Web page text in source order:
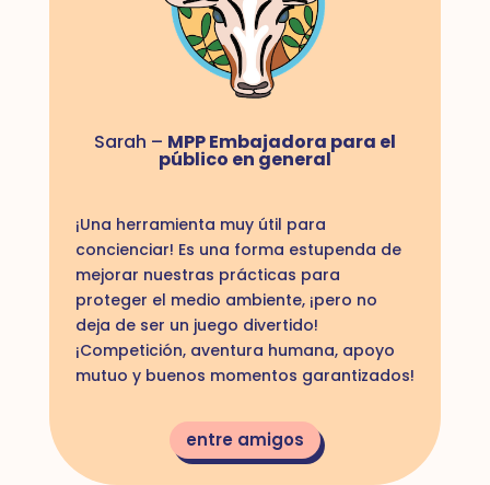
Sarah – MPP Embajadora para el
público en general
¡Una herramienta muy útil para
concienciar! Es una forma estupenda de
mejorar nuestras prácticas para
proteger el medio ambiente, ¡pero no
deja de ser un juego divertido!
¡Competición, aventura humana, apoyo
mutuo y buenos momentos garantizados!
entre amigos